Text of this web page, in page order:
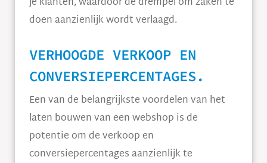
doen aanzienlijk wordt verlaagd.
VERHOOGDE VERKOOP EN
CONVERSIEPERCENTAGES.
Een van de belangrijkste voordelen van het
laten bouwen van een webshop is de
potentie om de verkoop en
conversiepercentages aanzienlijk te